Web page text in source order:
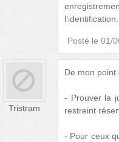
l’identification.
Posté le 01/
Tristram
De mon point
- Prouver la
restreint
- Pour ceux